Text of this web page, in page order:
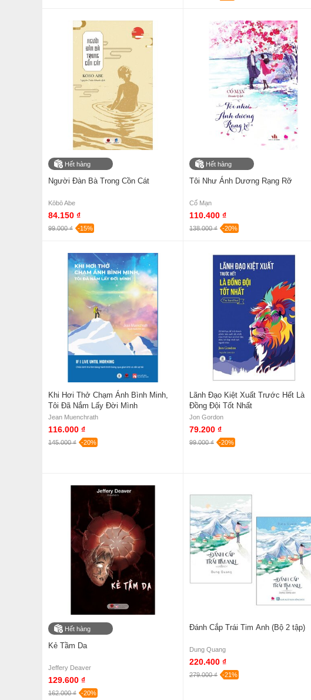
Hết hàng
Người Đàn Bà Trong Cồn Cát
Kōbō Abe
84.150 ₫
99.000 ₫ -15%
Hết hàng
Tôi Như Ánh Dương Rạng Rỡ
Cố Mạn
110.400 ₫
138.000 ₫ -20%
Khi Hơi Thở Chạm Ánh Bình Minh,
Tôi Đã Nắm Lấy Đời Mình
Jean Muenchrath
116.000 ₫
145.000 ₫ -20%
Lãnh Đạo Kiệt Xuất Trước Hết Là
Đồng Đội Tốt Nhất
Jon Gordon
79.200 ₫
99.000 ₫ -20%
Hết hàng
Kẻ Tầm Da
Jeffery Deaver
129.600 ₫
162.000 ₫ -20%
Đánh Cắp Trái Tim Anh (Bộ 2 tập)
Dung Quang
220.400 ₫
279.000 ₫ -21%